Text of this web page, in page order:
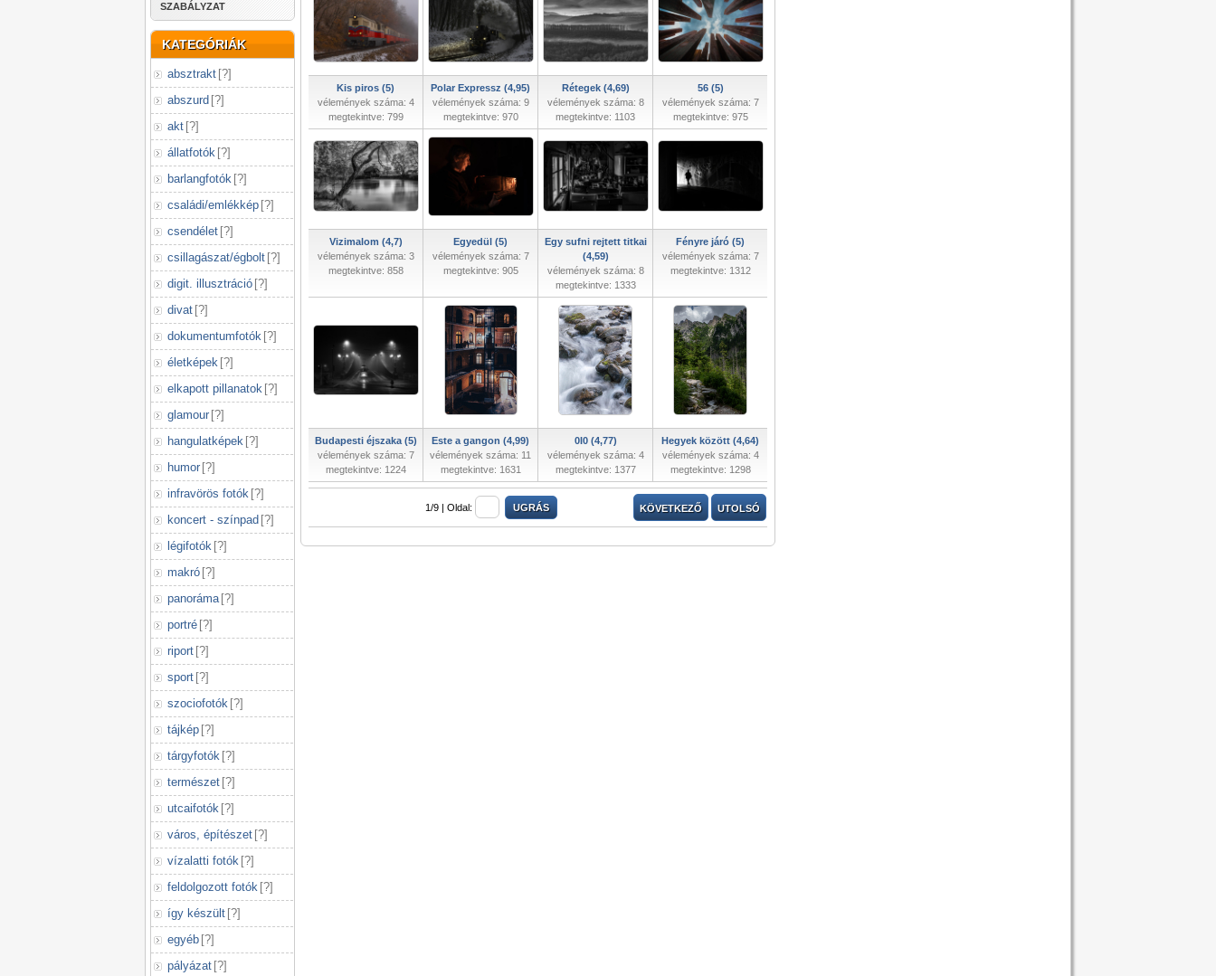
SZABÁLYZAT
KATEGÓRIÁK
absztrakt [?]
abszurd [?]
akt [?]
állatfotók [?]
barlangfotók [?]
családi/emlékkép [?]
csendélet [?]
csillagászat/égbolt [?]
digit. illusztráció [?]
divat [?]
dokumentumfotók [?]
életképek [?]
elkapott pillanatok [?]
glamour [?]
hangulatképek [?]
humor [?]
infravörös fotók [?]
koncert - színpad [?]
légifotók [?]
makró [?]
panoráma [?]
portré [?]
riport [?]
sport [?]
szociofotók [?]
tájkép [?]
tárgyfotók [?]
természet [?]
utcaifotók [?]
város, építészet [?]
vízalatti fotók [?]
feldolgozott fotók [?]
így készült [?]
egyéb [?]
pályázat [?]
Kis piros (5)
vélemények száma: 4
megtekintve: 799
Polar Expressz (4,95)
vélemények száma: 9
megtekintve: 970
Rétegek (4,69)
vélemények száma: 8
megtekintve: 1103
56 (5)
vélemények száma: 7
megtekintve: 975
Vizimalom (4,7)
vélemények száma: 3
megtekintve: 858
Egyedül (5)
vélemények száma: 7
megtekintve: 905
Egy sufni rejtett titkai
(4,59)
vélemények száma: 8
megtekintve: 1333
Fényre járó (5)
vélemények száma: 7
megtekintve: 1312
Budapesti éjszaka (5)
vélemények száma: 7
megtekintve: 1224
Este a gangon (4,99)
vélemények száma: 11
megtekintve: 1631
0I0 (4,77)
vélemények száma: 4
megtekintve: 1377
Hegyek között (4,64)
vélemények száma: 4
megtekintve: 1298
1/9 | Oldal: KÖVETKEZŐ UTOLSÓ